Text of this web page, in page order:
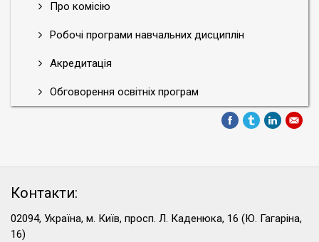
Про комісію
Робочі програми навчальних дисциплін
Акредитація
Обговорення освітніх програм
Контакти:
02094, Україна, м. Київ, просп. Л. Каденюка, 16 (Ю. Гагаріна,
16)